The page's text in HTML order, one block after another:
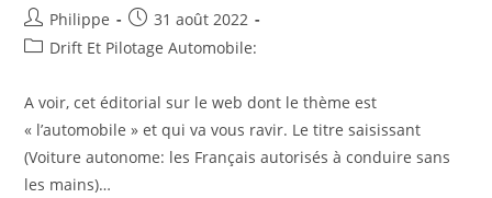
Auteur/autrice
de
Philippe
Post
published:
31 août 2022
PostDrift Et Pilotage Automobile:
A voir, cet éditorial sur le web dont le thème est
« l’automobile » et qui va vous ravir. Le titre saisissant
(Voiture autonome: les Français autorisés à conduire sans
les mains)…